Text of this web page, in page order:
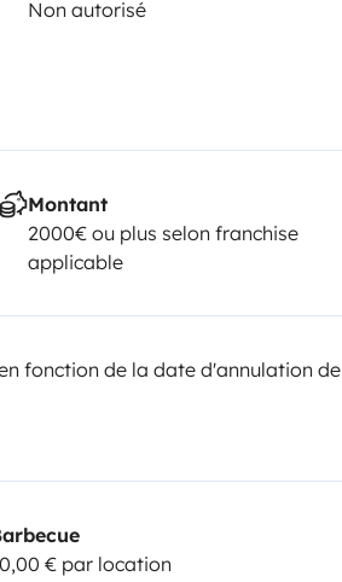
Non autorisé
Montant
2000€ ou plus selon franchise
applicable
fonction de la date d'annulation de
€ par location